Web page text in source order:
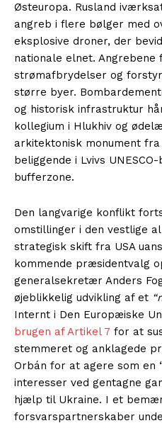
Østeuropa. Rusland
angreb i flere bølger med
eksplosive droner, der
nationale elnet.
strømafbrydelser og
større byer.
og historisk infrastruktur
kollegium i Hlukhiv og
arkitektonisk monument fra
beliggende i Lvivs
bufferzone.
Den langvarige konflikt
omstillinger i den vestlige
strategisk skift fra USA
kommende præsidentvalg
generalsekretær Anders
øjeblikkelig udvikling af et
Internt i Den Europæiske
brugen af Artikel 7 for at
stemmeret og anklagede
Orbán for at agere som en
interesser ved gentagne
hjælp til Ukraine. I et
forsvarspartnerskaber